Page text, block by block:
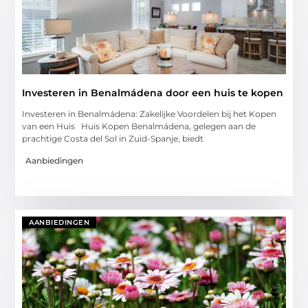
Investeren in Benalmádena door een huis te kopen
Investeren in Benalmádena: Zakelijke Voordelen bij het Kopen
van een Huis Huis Kopen Benalmádena, gelegen aan de
prachtige Costa del Sol in Zuid-Spanje, biedt
Aanbiedingen
AANBIEDINGEN